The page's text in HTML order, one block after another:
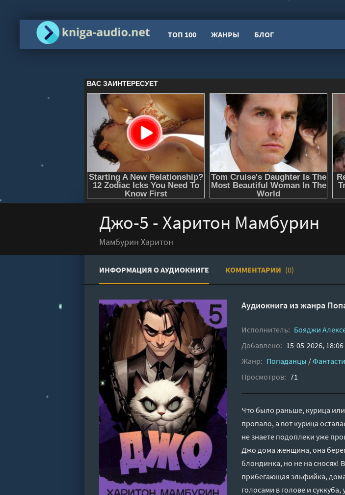
ТОП 100 ЖАНРЫ БЛОГ
Джо-5 - Харитон Мамбурин
Мамбурин Харитон
ИНФОРМАЦИЯ О АУДИОКНИГЕ КОММЕНТАРИИ (0)
Аудиокнига из жанра
Исполнитель: Бояджи
Добавлено: 15-05-2026, 18:06
Жанр: Попаданцы /
Просмотров: 71
Что было раньше, курица
пропало, а вот курица
не знаете подоплеки уже
Джо дома женщина, она
блондинка, но не на сносях!
прибегающая эльфийка,
голосами в голове и